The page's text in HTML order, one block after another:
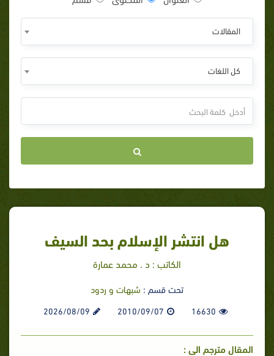
المقالات
كل اللغات
هل انتشر الإسلام بحد السيف
الكاتب : د . محمد عمارة
تحت قسم : شبهات و ردود
16630
2010/09/07
2026/08/09
المقال مترجم الى :